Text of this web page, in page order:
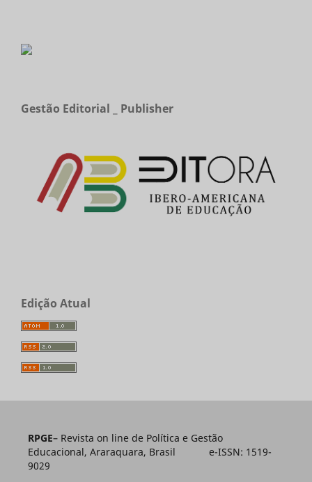
Gestão Editorial _ Publisher
Edição Atual
RPGE– Revista on line de Política e Gestão
Educacional, Araraquara, Brasil e-ISSN: 1519-
9029